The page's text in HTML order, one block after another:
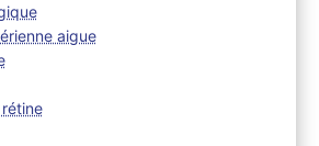
aigue